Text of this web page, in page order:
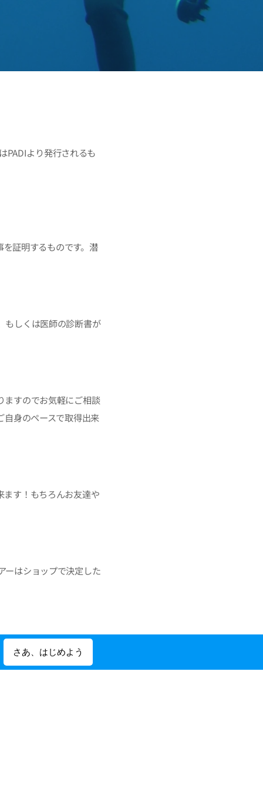
PADIより発行されるも
証明するものです。潜
もしくは医師の診断書が
ますのでお気軽にご相談
自身のペースで取得出来
ます！もちろんお友達や
ーはショップで決定した
するとは限りません。
すすめいたします。購
さあ、はじめよう